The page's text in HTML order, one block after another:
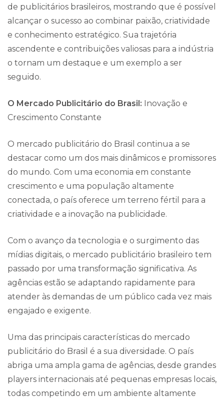
de publicitários brasileiros, mostrando que é possível
alcançar o sucesso ao combinar paixão, criatividade
e conhecimento estratégico. Sua trajetória
ascendente e contribuições valiosas para a indústria
o tornam um destaque e um exemplo a ser
seguido.
O Mercado Publicitário do Brasil: Inovação e
Crescimento Constante
O mercado publicitário do Brasil continua a se
destacar como um dos mais dinâmicos e promissores
do mundo. Com uma economia em constante
crescimento e uma população altamente
conectada, o país oferece um terreno fértil para a
criatividade e a inovação na publicidade.
Com o avanço da tecnologia e o surgimento das
mídias digitais, o mercado publicitário brasileiro tem
passado por uma transformação significativa. As
agências estão se adaptando rapidamente para
atender às demandas de um público cada vez mais
engajado e exigente.
Uma das principais características do mercado
publicitário do Brasil é a sua diversidade. O país
abriga uma ampla gama de agências, desde grandes
players internacionais até pequenas empresas locais,
todas competindo em um ambiente altamente